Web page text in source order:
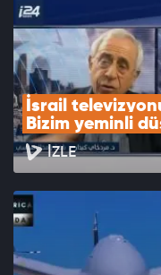
İsrail
Bizim yeminli
İZLE